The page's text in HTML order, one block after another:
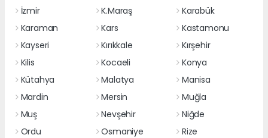
İzmir
K.Maraş
Karabük
Karaman
Kars
Kastamonu
Kayseri
Kırıkkale
Kırşehir
Kilis
Kocaeli
Konya
Kütahya
Malatya
Manisa
Mardin
Mersin
Muğla
Muş
Nevşehir
Niğde
Ordu
Osmaniye
Rize